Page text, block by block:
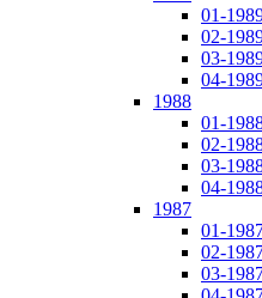
01-
02-
03-
04-
1988
01-
02-
03-
04-
1987
01-
02-
03-